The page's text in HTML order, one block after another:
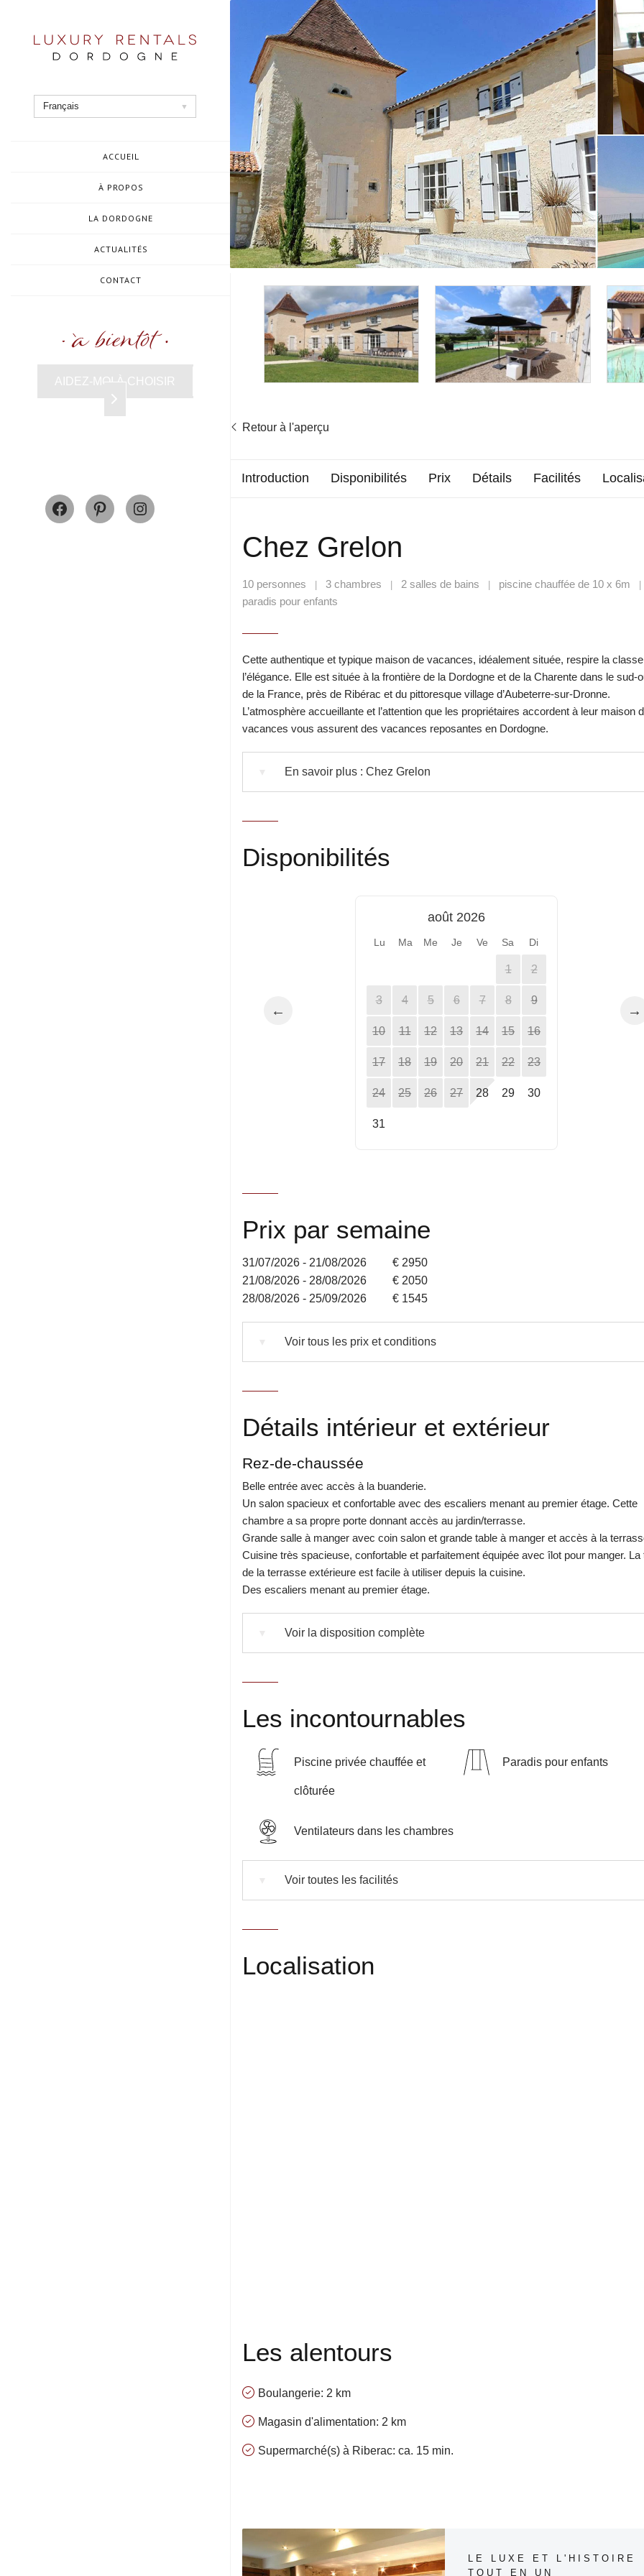
contenu
Français
ACCUEIL
À PROPOS
LA DORDOGNE
ACTUALITÉS
CONTACT
AIDEZ-MOI À CHOISIR
Facebook
PinterestInstagram
Retour à l'aperçu
Introduction Disponibilités Prix Détails Facilités
Chez Grelon
10 personnes 3 chambres 2 salles de bains piscine chauffée de 10 x 6m
paradis pour enfants
Cette authentique et typique maison de vacances, idéalement située, respire la
l’élégance. Elle est située à la frontière de la Dordogne et de la Charente dans le sud-
de la France, près de Ribérac et du pittoresque village d’Aubeterre-sur-Dronne.
L’atmosphère accueillante et l’attention que les propriétaires accordent à leur maison
vacances vous assurent des vacances reposantes en Dordogne.
En savoir plus : Chez Grelon
Disponibilités
←
août 2026
Lu Ma Me Je Ve Sa Di
1 2
3 4 5 6 7 8 9
10 11 12 13 14 15 16
17 18 19 20 21 22 23
24 25 26 27 28 29 30
31
→
Prix par semaine
31/07/2026 - 21/08/2026
€ 2950
21/08/2026 - 28/08/2026
€ 2050
28/08/2026 - 25/09/2026
€ 1545
Voir tous les prix et conditions
Détails intérieur et extérieur
Rez-de-chaussée
Belle entrée avec accès à la buanderie.
Un salon spacieux et confortable avec des escaliers menant au premier étage. Cette
chambre a sa propre porte donnant accès au jardin/terrasse.
Grande salle à manger avec coin salon et grande table à manger et accès à la
Cuisine très spacieuse, confortable et parfaitement équipée avec îlot pour manger. La
de la terrasse extérieure est facile à utiliser depuis la cuisine.
Des escaliers menant au premier étage.
Voir la disposition complète
Les incontournables
Piscine privée chauffée et
clôturée
Paradis pour enfants
Ventilateurs dans les chambres
Voir toutes les facilités
Localisation
Les alentours
Boulangerie: 2 km
Magasin d'alimentation: 2 km
Supermarché(s) à Riberac: ca. 15 min.
LE LUXE ET L'HISTOIRE
TOUT EN UN